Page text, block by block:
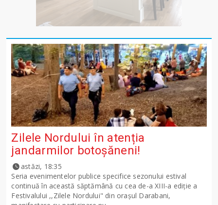
Zilele Nordului în atenția
jandarmilor botoșăneni!
astăzi, 18:35
Seria evenimentelor publice specifice sezonului estival
continuă în această săptămână cu cea de-a XIII-a ediție a
Festivalului ,,Zilele Nordului" din orașul Darabani,